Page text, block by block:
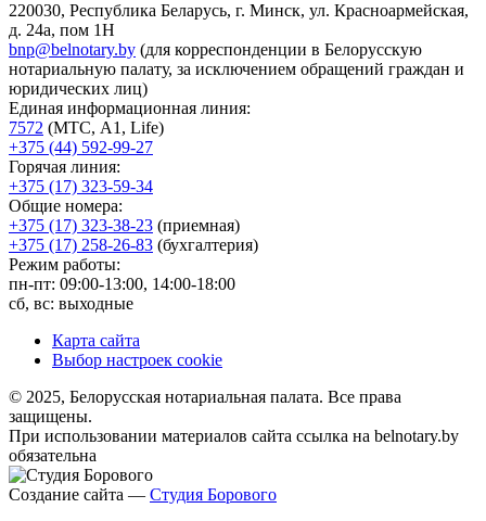
220030, Республика Беларусь, г. Минск, ул. Красноармейская,
д. 24а, пом 1Н
bnp@belnotary.by (для корреспонденции в Белорусскую
нотариальную палату, за исключением обращений граждан и
юридических лиц)
Единая информационная линия:
7572 (МТС, A1, Life)
+375 (44) 592-99-27
Горячая линия:
+375 (17) 323-59-34
Общие номера:
+375 (17) 323-38-23 (приемная)
+375 (17) 258-26-83 (бухгалтерия)
Режим работы:
пн-пт: 09:00-13:00, 14:00-18:00
сб, вс: выходные
Карта сайта
Выбор настроек cookie
© 2025, Белорусская нотариальная палата. Все права
защищены.
При использовании материалов сайта ссылка на belnotary.by
обязательна
Создание сайта — Студия Борового